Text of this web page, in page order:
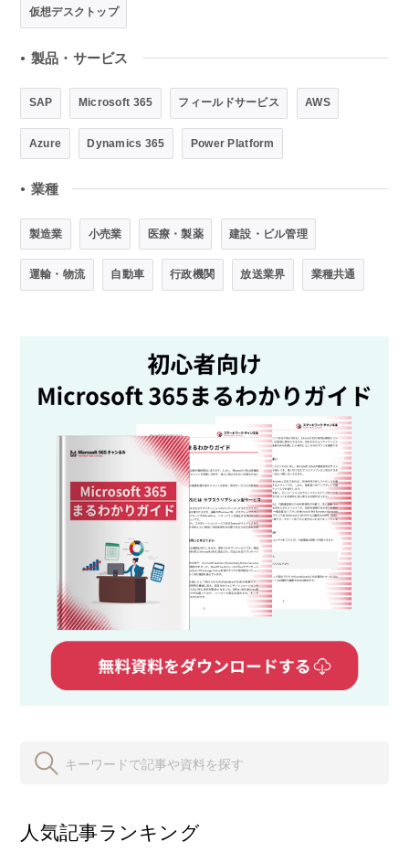
仮想デスクトップ
● 製品・サービス
SAP Microsoft 365 フィールドサービス AWS
Azure Dynamics 365 Power Platform
● 業種
製造業 小売業 医療・製薬 建設・ビル管理
運輸・物流 自動車 行政機関 放送業界 業種共通
人気記事ランキング